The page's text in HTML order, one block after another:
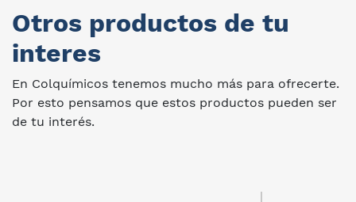
Otros productos de tu
interes
En Colquímicos tenemos mucho más para ofrecerte.
Por esto pensamos que estos productos pueden ser
de tu interés.